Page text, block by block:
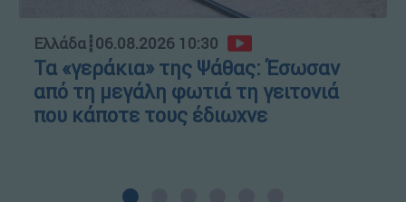
Ελλάδα┋06.08.2026 10:30
Τα «γεράκια» της Ψάθας: Έσωσαν
από τη μεγάλη φωτιά τη γειτονιά
που κάποτε τους έδιωχνε